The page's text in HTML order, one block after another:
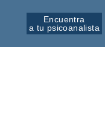
Encuentra
a tu psicoanalista